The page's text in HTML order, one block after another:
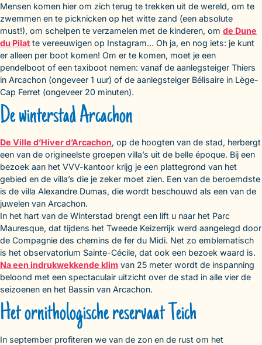
Mensen komen hier om zich terug te trekken uit de wereld, om te
zwemmen en te picknicken op het witte zand (een absolute
must!), om schelpen te verzamelen met de kinderen, om de Dune
du Pilat te vereeuwigen op Instagram… Oh ja, en nog iets: je kunt
er alleen per boot komen! Om er te komen, moet je een
pendelboot of een taxiboot nemen: vanaf de aanlegsteiger Thiers
in Arcachon (ongeveer 1 uur) of de aanlegsteiger Bélisaire in Lège-
Cap Ferret (ongeveer 20 minuten).
De winterstad Arcachon
De Ville d’Hiver d’Arcachon, op de hoogten van de stad, herbergt
een van de origineelste groepen villa’s uit de belle époque. Bij een
bezoek aan het VVV-kantoor krijg je een plattegrond van het
gebied en de villa’s die je zeker moet zien. Een van de beroemdste
is de villa Alexandre Dumas, die wordt beschouwd als een van de
juwelen van Arcachon.
In het hart van de Winterstad brengt een lift u naar het Parc
Mauresque, dat tijdens het Tweede Keizerrijk werd aangelegd door
de Compagnie des chemins de fer du Midi. Net zo emblematisch
is het observatorium Sainte-Cécile, dat ook een bezoek waard is.
Na een indrukwekkende klim van 25 meter wordt de inspanning
beloond met een spectaculair uitzicht over de stad in alle vier de
seizoenen en het Bassin van Arcachon.
Het ornithologische reservaat Teich
In september profiteren we van de zon en de rust om het